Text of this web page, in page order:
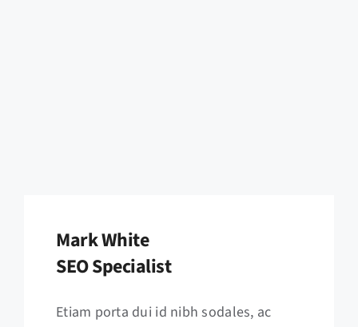
Mark White
SEO Specialist
Etiam porta dui id nibh sodales, ac